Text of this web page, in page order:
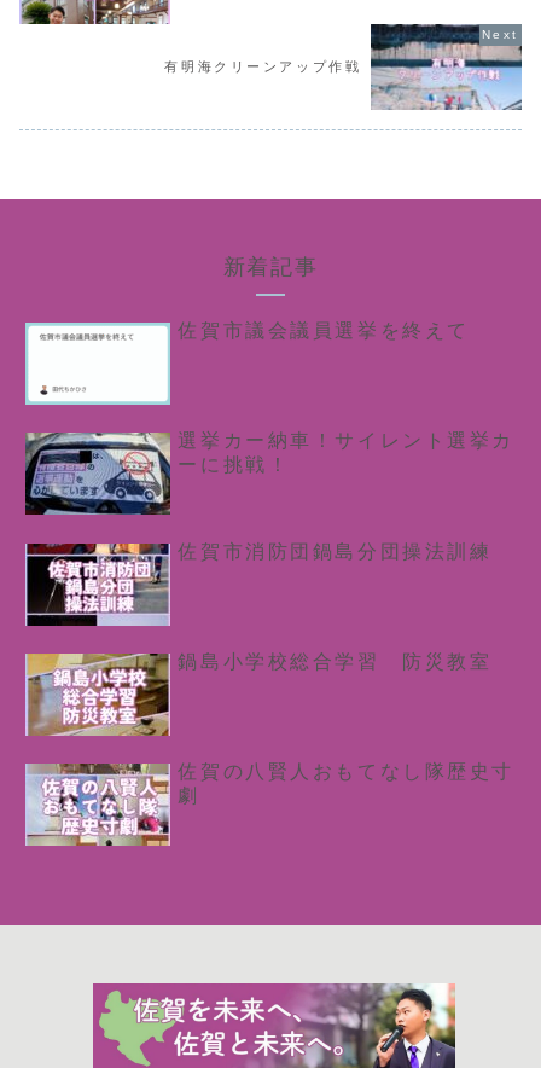
有明海クリーンアップ作戦
新着記事
佐賀市議会議員選挙を終えて
選挙カー納車！サイレント選挙カ
ーに挑戦！
佐賀市消防団鍋島分団操法訓練
鍋島小学校総合学習 防災教室
佐賀の八賢人おもてなし隊歴史寸
劇